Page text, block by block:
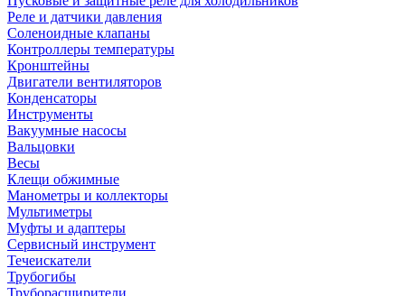
Реле и датчики давления
Соленоидные клапаны
Контроллеры температуры
Кронштейны
Двигатели вентиляторов
Конденсаторы
Инструменты
Вакуумные насосы
Вальцовки
Весы
Клещи обжимные
Манометры и коллекторы
Мультиметры
Муфты и адаптеры
Сервисный инструмент
Течеискатели
Трубогибы
Труборасширители